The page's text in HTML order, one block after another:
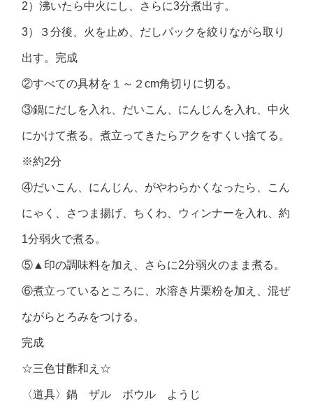
2）沸いたら中火にし、さらに3分煮出す。
3）３分後、火を止め、だしパックを絞りながら取り
出す。完成
②すべての具材を１～２cm角切りに切る。
③鍋にだしを入れ、だいこん、にんじんを入れ、中火
にかけて煮る。煮立ってきたらアクをすくい捨てる。
※約2分
④だいこん、にんじん、がやわらかくなったら、こん
にゃく、さつま揚げ、ちくわ、ウィンナーを入れ、約
1分弱火で煮る。
⑤▲印の調味料を加え、さらに2分弱火のまま煮る。
⑥煮立っているところに、水溶き片栗粉を加え、混ぜ
ながらとろみをつける。
完成
☆三色甘酢和え☆
〈道具〉鍋 ザル ボウル ようじ